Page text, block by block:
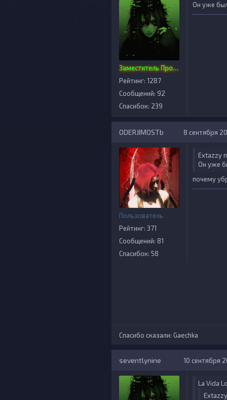
Заместитель Проекта
Рейтинг: 1287
Сообщений: 92
Спасибок: 239
Он уже
ODERJIMOSTb 8 сентября
Пользователь
Рейтинг: 371
Сообщений: 81
Спасибок: 58
Extazzy
Он уже
почему
Спасибо сказали: Gaechka
seventlynine 10 сентября
La Vida